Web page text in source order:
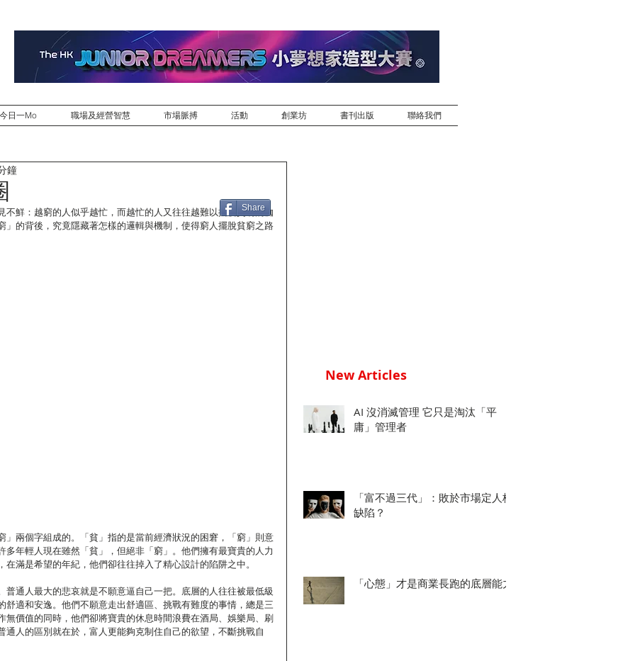
今日一Mo 職場及經營智慧 市場脈搏 活動 創業坊 書刊出版 聯絡我們
鐘
不鮮：越窮的人似乎越忙，而越忙的人又往往越難以擺脫貧窮的枷
」的背後，究竟隱藏著怎樣的邏輯與機制，使得窮人擺脫貧窮之路
」兩個字組成的。「貧」指的是當前經濟狀況的困窘，「窮」則意
多年輕人現在雖然「貧」，但絕非「窮」。他們擁有最寶貴的人力
滿是希望的年紀，他們卻往往掉入了精心設計的陷阱之中。
普通人最大的悲哀就是不願意逼自己一把。底層的人往往被最低級
舒適和安逸。他們不願意走出舒適區、挑戰有難度的事情，總是三
無價值的同時，他們卻將寶貴的休息時間浪費在酒局、娛樂局、刷
通人的區別就在於，富人更能夠克制住自己的欲望，不斷挑戰自
Share
New Articles
AI 沒消滅管理 它只是淘汰「平
庸」管理者
「富不過三代」：敗於市場定人格
缺陷？
「心態」才是商業長跑的底層能力